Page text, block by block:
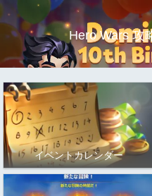
Hero Wars 攻
イベントカレンダー